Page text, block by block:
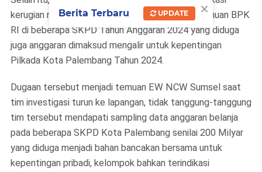
kerugian negara sebagaimana terdapat dalam temuan BPK
RI di beberapa SKPD Tahun Anggaran 2024 yang diduga
juga anggaran dimaksud mengalir untuk kepentingan
Pilkada Kota Palembang Tahun 2024.
Dugaan tersebut menjadi temuan EW NCW Sumsel saat
tim investigasi turun ke lapangan, tidak tanggung-tanggung
tim tersebut mendapati sampling data anggaran belanja
pada beberapa SKPD Kota Palembang senilai 200 Milyar
yang diduga menjadi bahan bancakan bersama untuk
kepentingan pribadi, kelompok bahkan terindikasi
×
Berita Terbaru UPDATE